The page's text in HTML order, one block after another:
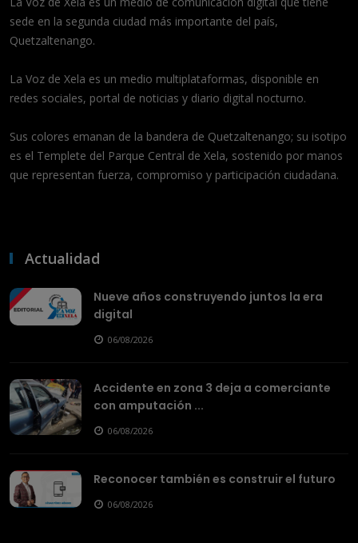
sede en la segunda ciudad más importante del país,
Quetzaltenango.
La Voz de Xela es un medio multiplataformas, disponible en
redes sociales, portal de noticias y diario digital nocturno.
Sus colores emanan de la bandera de Quetzaltenango; su isotipo
es el Templete del Parque Central de Xela, sostenido por manos
que representan fuerza, compromiso y participación ciudadana.
Actualidad
Nueve años construyendo juntos la era
digital
06/08/2026
Accidente en zona 3 deja a comerciante
con amputación ...
06/08/2026
Reconocer también es construir el futuro
06/08/2026